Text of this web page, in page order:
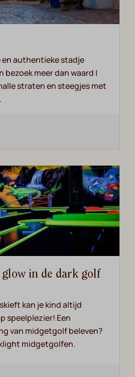
authentieke stadje
bezoek meer dan waard |
straten en steegjes met
in de dark golf
kan je kind altijd
speelplezier! Een
van midgetgolf beleven?
midgetgolfen.